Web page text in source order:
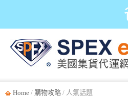
Home / 購物攻略 / 人氣話題